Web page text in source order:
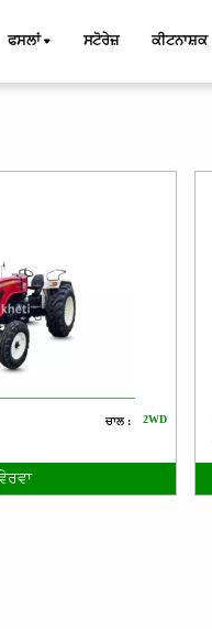
ਫਸਲਾਂ ਸਟੋਰੇਜ਼ ਕੀਟਨਾਸ਼ਕ
ਚਾਲ : 2WD